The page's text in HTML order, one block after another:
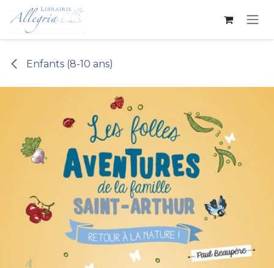
Se rendre au contenu
Enfants (8-10 ans)